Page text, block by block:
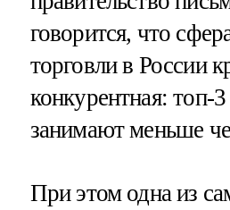
говорится, что
торговли в России
конкурентная: топ-
занимают меньше
При этом одна из